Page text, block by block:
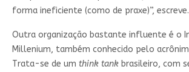
forma ineficiente (como de praxe)”, escreve.
Outra organização bastante influente é o
Millenium, também conhecido pelo
Trata-se de um think tankbrasileiro, com